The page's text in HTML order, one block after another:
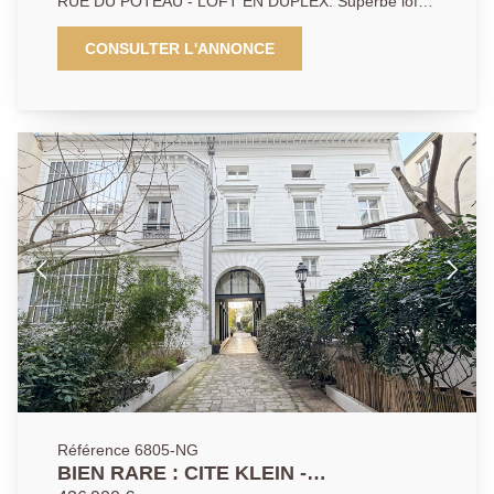
rénové avec goût et des matériaux de qualité d'une
superficie de 84 m² loi carrez. Le bien se situe dans
un bel immeuble ancien de 1900, au coeur d'un
cuisine américaine sur une surface totale de 43.94
m², une salle de bains + douche sous verrière, ainsi
que deux chambres avec dressings. De beaux
matériaux mêlant le bois, métal, verre et osier
soulignent le caractère chaleureux et authentique de
ce lieu plein de charme. Calme absolu, aucun vis-à-
vis.
CONSULTER L'ANNONCE
Référence 6805-NG
BIEN RARE : CITE KLEIN -